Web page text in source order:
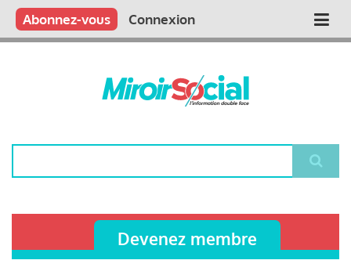
Aller
contenu
Main
Qui sommes nous ?
Vous publiez
Nous publions
Contactez-nous
Abonnez-vous Connexion
Devenez membre